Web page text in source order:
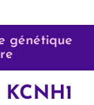
génétique